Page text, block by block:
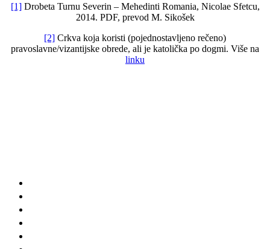
[1]Drobeta Turnu Severin – Mehedinti Romania, Nicolae Sfetcu,
2014. PDF, prevod M. Sikošek
[2] Crkva koja koristi (pojednostavljeno rečeno)
pravoslavne/vizantijske obrede, ali je katolička po dogmi. Više na
linku